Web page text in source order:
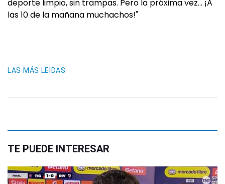
deporte limpio, sin trampas. Pero la próxima vez… ¡A
las 10 de la mañana muchachos!"
LAS MÁS LEIDAS
TE PUEDE INTERESAR